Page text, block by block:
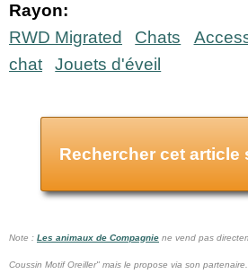
Rayon:
RWD Migrated
Chats
chat
Jouets d'éveil
Rechercher cet article
Note : Les animaux de Compagnie ne vend pas
Coussin Motif Oreiller" mais le propose via son partenaire.